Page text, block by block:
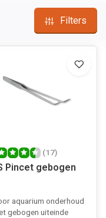
Filters
(17)
Pincet gebogen
aquarium onderhoud
gebogen uiteinde